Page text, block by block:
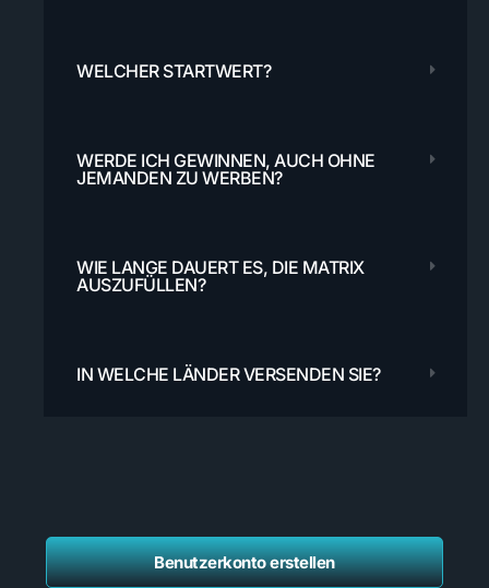
WELCHER STARTWERT?
WERDE ICH GEWINNEN, AUCH OHNE
JEMANDEN ZU WERBEN?
WIE LANGE DAUERT ES, DIE MATRIX
AUSZUFÜLLEN?
IN WELCHE LÄNDER VERSENDEN SIE?
Benutzerkonto erstellen